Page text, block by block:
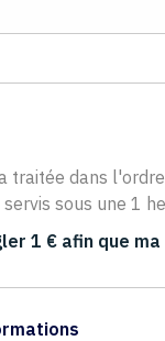
traitée dans
sous une 1
1 € afin que